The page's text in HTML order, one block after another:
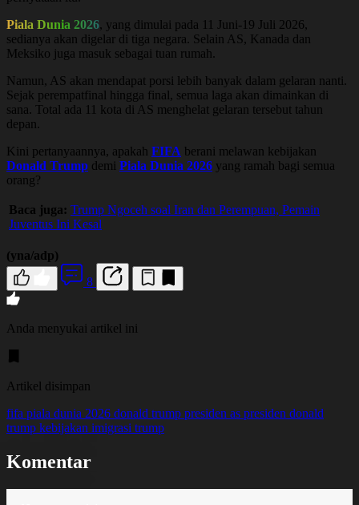
Piala Dunia 2026, yang dimulai pada 11 Juni-19 Juli 2026,
sedianya akan digelar di tiga negara. Selain AS, Kanada dan
Meksiko juga masuk sebagai tuan rumah.
Namun, AS akan mendapat porsi lebih banyak dalam gelaran nanti.
Sejak perempatfinal hingga final, semua laga akan dimainkan di
sana. Total ada 11 kota di AS menghelat gelaran tersebut tahun
depan.
Kini pertanyaannya, apakah FIFA berani melawan kebijakan
Donald Trump demi Piala Dunia 2026 yang ramah bagi semua
orang?
Baca juga: Trump Ngoceh soal Iran dan Perempuan, Pemain
Juventus Ini Kesal
(yna/adp)
8
Anda menyukai artikel ini
Artikel disimpan
fifa piala dunia 2026 donald trump presiden as presiden donald
trump kebijakan imigrasi trump
Komentar